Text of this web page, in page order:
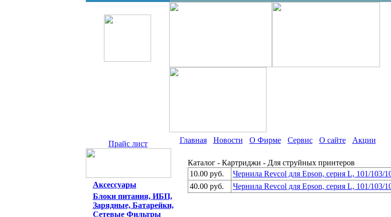
Прайс лист Главная Новости О Фирме Сервис О сайте Акции
Аксессуары
Блоки питания, ИБП,
Зарядные, Батарейки,
Сетевые Фильтры
Каталог - Картриджи - Для струйных принтеров
10.00 руб.
Чернила Revcol для Epson, серия L, 101/
40.00 руб.
Чернила Revcol для Epson, серия L, 101/103/